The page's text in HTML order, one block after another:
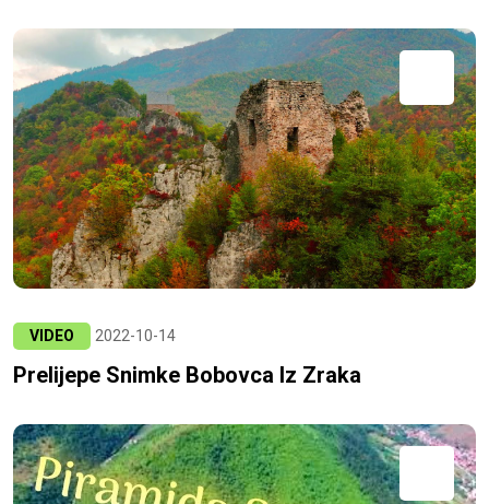
VIDEO 2022-10-14
Prelijepe Snimke Bobovca Iz Zraka